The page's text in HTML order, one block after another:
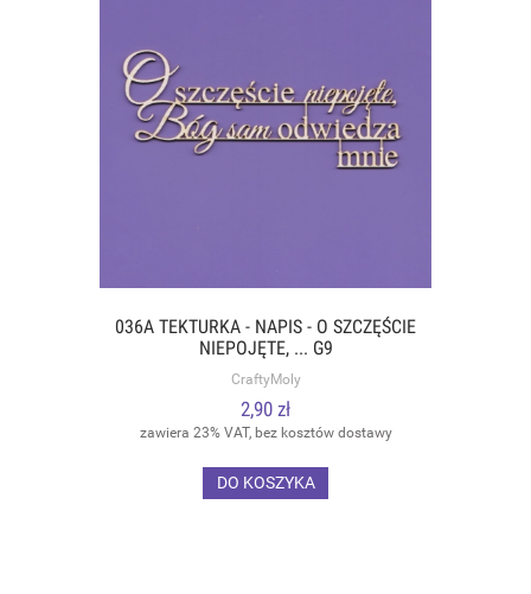
036A TEKTURKA - NAPIS - O SZCZĘŚCIE
NIEPOJĘTE, ... G9
CraftyMoly
2,90 zł
zawiera 23% VAT, bez kosztów dostawy
DO KOSZYKA